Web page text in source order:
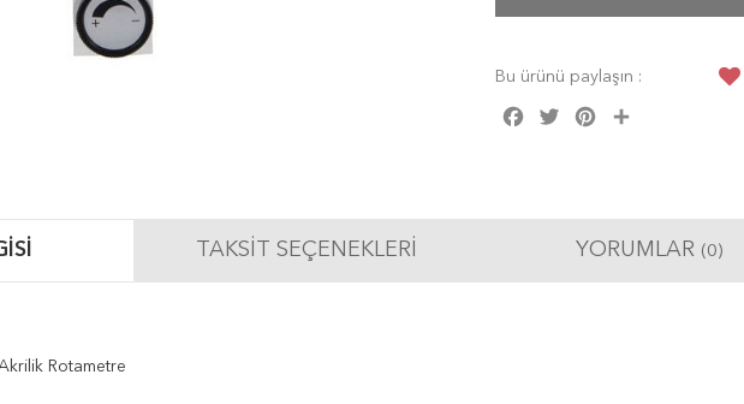
Bu ürünü paylaşın :
Facebook
Twitter Pinterest
TAKSIT SEÇENEKLERI YORUMLAR (0)
Rotametre